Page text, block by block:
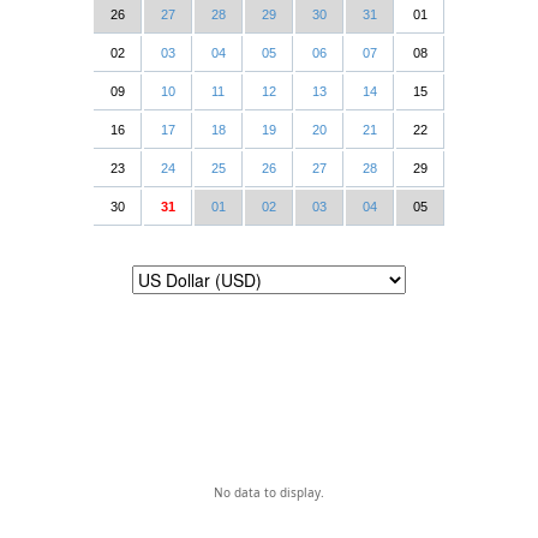
26 27 28 29 30 31 01
02 03 04 05 06 07 08
09 10 11 12 13 14 15
16 17 18 19 20 21 22
23 24 25 26 27 28 29
30 31 01 02 03 04 05
No data to display.